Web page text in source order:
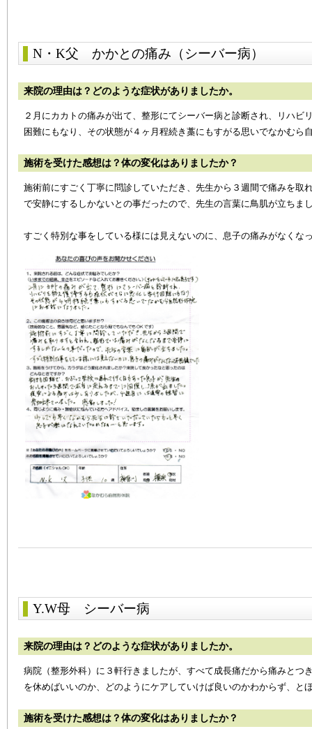
N・K父 かかとの痛み（シーバー病）
来院の理由は？どのような症状がありましたか。
２月にカカトの痛みが出て、整形にてシーバー病と診断され、リハビ
困難にもなり、その状態が４ヶ月程続き藁にもすがる思いでなかむら
施術を受けた感想は？体の変化はありましたか？
施術前にすごく丁寧に問診していただき、先生から３週間で痛みを取
で安静にするしかないとの事だったので、先生の言葉に鳥肌が立ちま
すごく特別な事をしている様には見えないのに、息子の痛みがなくな
Y.W母 シーバー病
来院の理由は？どのような症状がありましたか。
病院（整形外科）に３軒行きましたが、すべて成長痛だから痛みとつ
を休めばいいのか、どのようにケアしていけば良いのかわからず、と
施術を受けた感想は？体の変化はありましたか？